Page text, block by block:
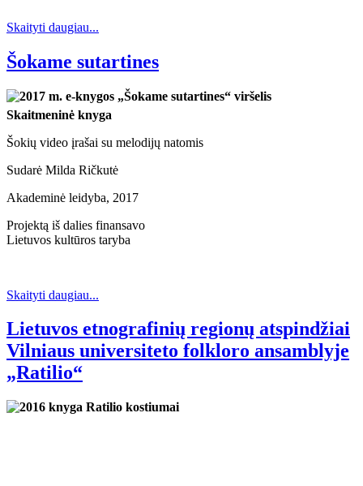
Skaityti daugiau...
Šokame sutartines
Skaitmeninė knyga
Šokių video įrašai su melodijų natomis
Sudarė Milda Ričkutė
Akademinė leidyba, 2017
Projektą iš dalies finansavo
Lietuvos kultūros taryba
Skaityti daugiau...
Lietuvos etnografinių regionų atspindžiai
Vilniaus universiteto folkloro ansamblyje
„Ratilio“